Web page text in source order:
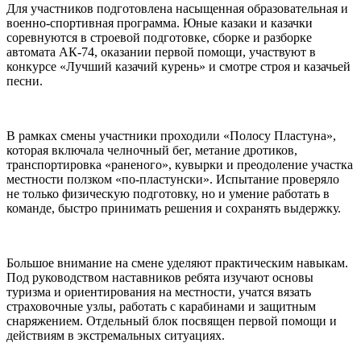
Для участников подготовлена насыщенная образовательная и
военно-спортивная программа. Юные казаки и казачки
соревнуются в строевой подготовке, сборке и разборке
автомата АК-74, оказании первой помощи, участвуют в
конкурсе «Лучший казачий курень» и смотре строя и казачьей
песни.
В рамках смены участники проходили «Полосу Пластуна»,
которая включала челночный бег, метание дротиков,
транспортировка «раненого», кувырки и преодоление участка
местности ползком «по-пластунски». Испытание проверяло
не только физическую подготовку, но и умение работать в
команде, быстро принимать решения и сохранять выдержку.
Большое внимание на смене уделяют практическим навыкам.
Под руководством наставников ребята изучают основы
туризма и ориентирования на местности, учатся вязать
страховочные узлы, работать с карабинами и защитным
снаряжением. Отдельный блок посвящен первой помощи и
действиям в экстремальных ситуациях.